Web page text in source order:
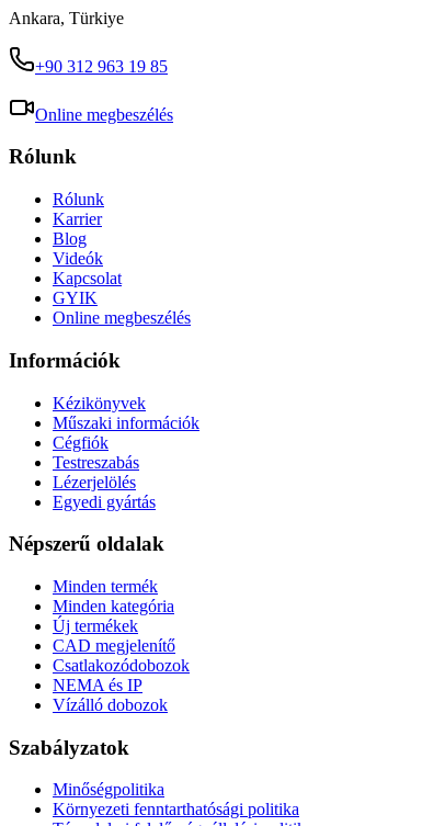
Ankara, Türkiye
+90 312 963 19 85
Online megbeszélés
Rólunk
Rólunk
Karrier
Blog
Videók
Kapcsolat
GYIK
Online megbeszélés
Információk
Kézikönyvek
Műszaki információk
Cégfiók
Testreszabás
Lézerjelölés
Egyedi gyártás
Népszerű oldalak
Minden termék
Minden kategória
Új termékek
CAD megjelenítő
Csatlakozódobozok
NEMA és IP
Vízálló dobozok
Szabályzatok
Minőségpolitika
Környezeti fenntarthatósági politika